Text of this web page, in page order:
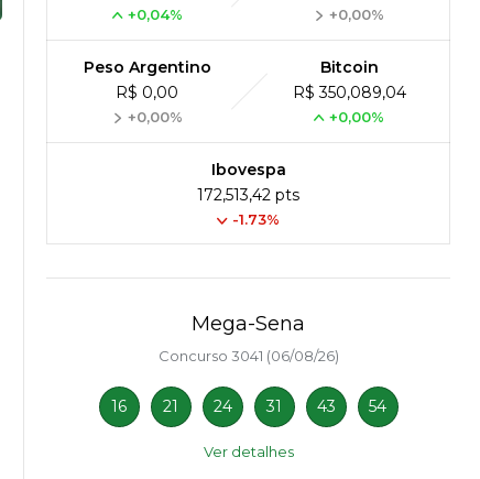
+0,04% +0,00%
Peso Argentino
R$ 0,00
+0,00%
Bitcoin
R$ 350,089,04
+0,00%
Ibovespa
172,513,42 pts
-1.73%
Mega-Sena
Concurso 3041 (06/08/26)
16 21 24 31 43 54
Ver detalhes